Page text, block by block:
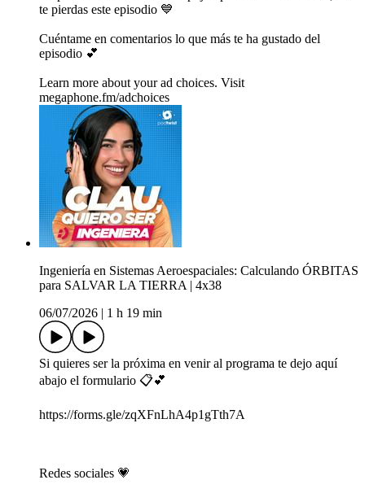
te pierdas este episodio 💙
Cuéntame en comentarios lo que más te ha gustado del
episodio 💕
Learn more about your ad choices. Visit
megaphone.fm/adchoices
Ingeniería en Sistemas Aeroespaciales: Calculando ÓRBITAS
para SALVAR LA TIERRA | 4x38
06/07/2026
1 h 19 min
Si quieres ser la próxima en venir al programa te dejo aquí
abajo el formulario 📋💕
https://forms.gle/zqXFnLhA4p1gTth7A
Redes sociales 💗